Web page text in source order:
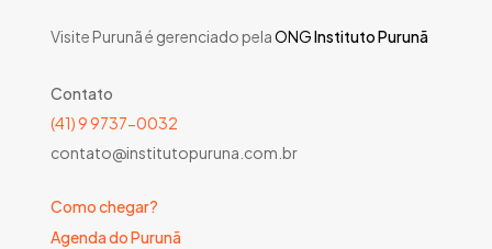
Visite Purunã é gerenciado pelaONGInstituto Purunã
Contato
(41) 9 9737-0032
contato@institutopuruna.com.br
Como chegar?
Agenda do Purunã